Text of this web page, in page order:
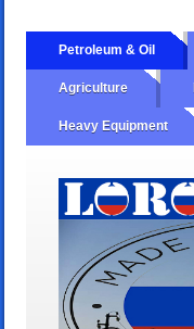
Petroleum & Oil
Agriculture
Heavy Equipment